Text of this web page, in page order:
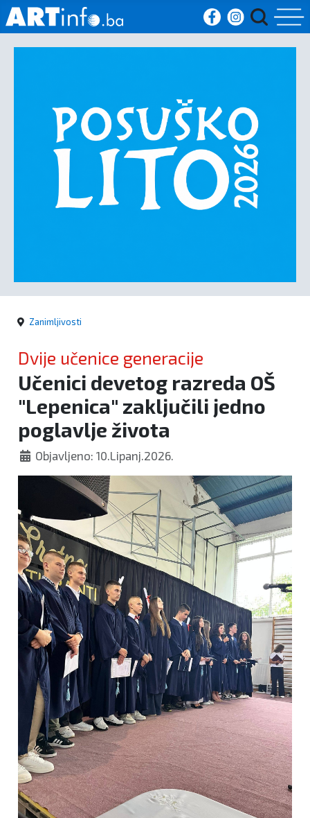
Sport
Kultura
Crna
Zanimljivosti
Dvije učenice generacije
Učenici devetog razreda OŠ
"Lepenica" zaključili jedno
poglavlje života
Objavljeno: 10.Lipanj.2026.